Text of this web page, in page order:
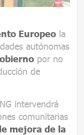
Europeo la
autónomas
por no
de
intervendrá
comunitarias
mejora de la